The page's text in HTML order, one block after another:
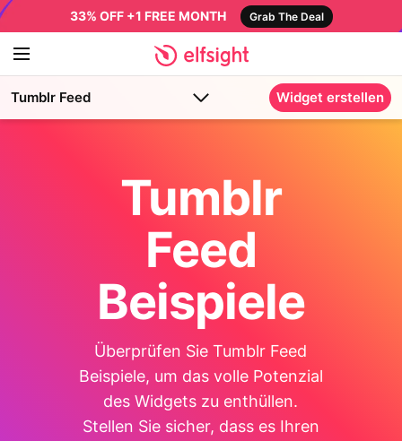
33% OFF +1 FREE MONTH Grab The Deal
Tumblr Feed Widget erstellen
Tumblr
Feed
Beispiele
Überprüfen Sie Tumblr Feed
Beispiele, um das volle Potenzial
des Widgets zu enthüllen.
Stellen Sie sicher, dass es Ihren